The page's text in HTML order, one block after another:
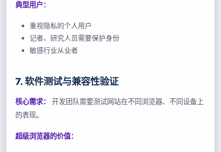
典型用户：
重视隐私的个人用户
记者、研究人员需要保护身份
敏感行业从业者
7. 软件测试与兼容性验证
核心需求：
开发团队需要测试网站在不同浏览器、不同设备上
的表现。
超级浏览器的价值：